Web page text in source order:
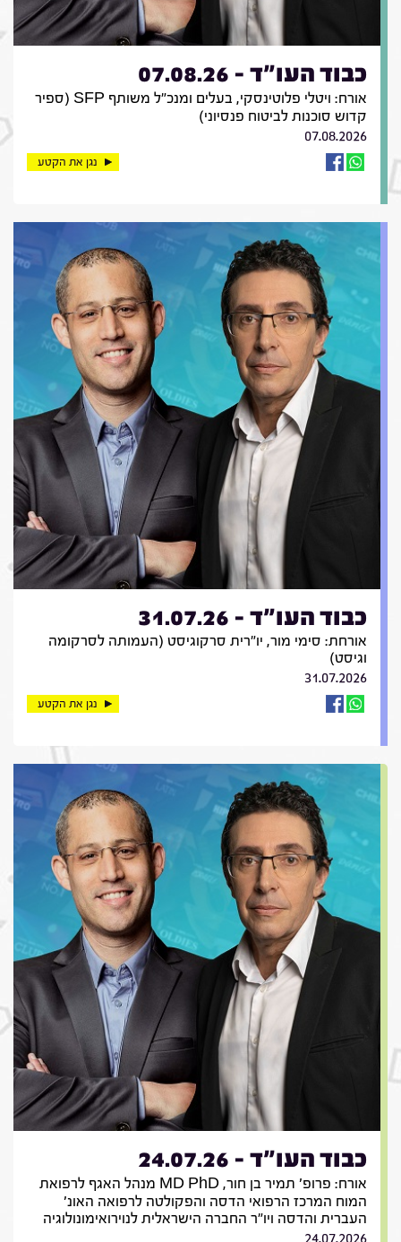
כבוד העו"ד - 07.08.26
אורח: ויטלי פלוטינסקי, בעלים ומנכ"ל משותף SFP (ספיר
קדוש סוכנות לביטוח פנסיוני)
07.08.2026
נגן את הקטע
כבוד העו"ד - 31.07.26
אורחת: סימי מור, יו"רית סרקוגיסט (העמותה לסרקומה
וגיסט)
31.07.2026
נגן את הקטע
כבוד העו"ד - 24.07.26
אורח: פרופ' תמיר בן חור, MD PhD מנהל האגף לרפואת
המוח המרכז הרפואי הדסה והפקולטה לרפואה האונ'
העברית והדסה ויו"ר החברה הישראלית לנוירואימונולוגיה
24.07.2026